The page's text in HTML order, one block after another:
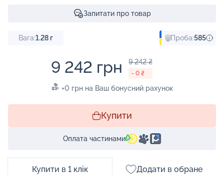
Запитати про товар
Вага:1.28 г Проба:585
9 242 грн 9 242 ₴
- 0 ₴
+0 грн на Ваш бонусний рахунок
Купити
Оплата частинами
Купити в 1 клік Додати в обране